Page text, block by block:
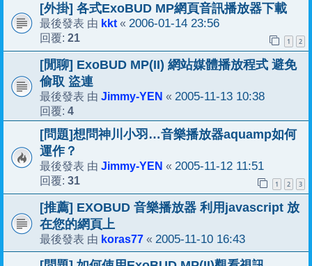
[外掛] 各式ExoBUD MP網頁音訊播放器下載
最後發表 由 kkt « 2006-01-14 23:56
回覆: 21 1 2
[閒聊] ExoBUD MP(II) 網站媒體播放程式 避免
偷取 盜連
最後發表 由 Jimmy-YEN « 2005-11-13 10:38
回覆: 4
[問題]想問神川小羽…音樂播放器aquamp如何
運作？
最後發表 由 Jimmy-YEN « 2005-11-12 11:51
回覆: 31 1 2 3
[推薦] EXOBUD 音樂播放器 利用javascript 放
在您的網頁上
最後發表 由 koras77 « 2005-11-10 16:43